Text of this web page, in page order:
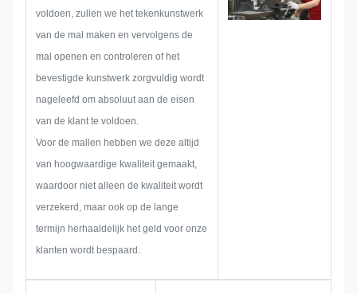
van tevoren alle mogelijke
voldoen, zullen we het tekenkunstwerk
van de mal maken en vervolgens de
mal openen en controleren of het
bevestigde kunstwerk zorgvuldig wordt
nageleefd om absoluut aan de eisen
van de klant te voldoen.
Voor de mallen hebben we deze altijd
van hoogwaardige kwaliteit gemaakt,
waardoor niet alleen de kwaliteit wordt
verzekerd, maar ook op de lange
termijn herhaaldelijk het geld voor onze
klanten wordt bespaard.